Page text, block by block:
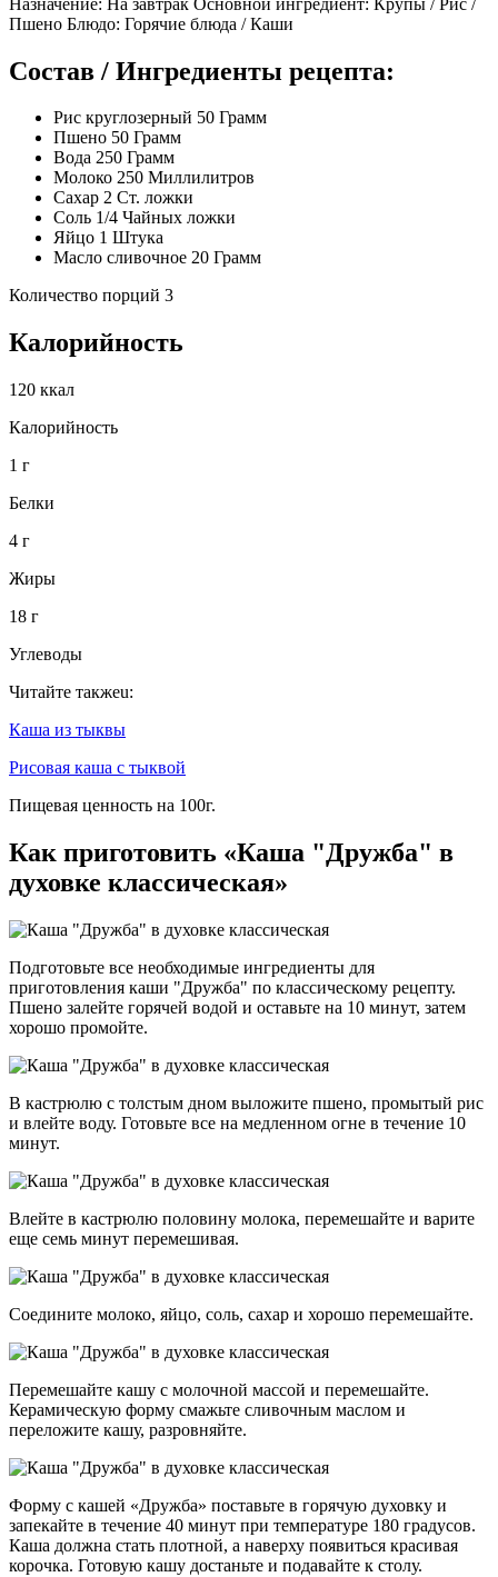
Пшено Блюдо: Горячие блюда / Каши
Состав / Ингредиенты рецепта:
Рис круглозерный 50 Грамм
Пшено 50 Грамм
Вода 250 Грамм
Молоко 250 Миллилитров
Сахар 2 Ст. ложки
Соль 1/4 Чайных ложки
Яйцo 1 Штука
Масло сливочное 20 Грамм
Количество порций 3
Калорийность
120 ккал
Калорийность
1 г
Белки
4 г
Жиры
18 г
Углеводы
Читайте такжеu:
Каша из тыквы
Рисовая каша с тыквой
Пищевая ценность на 100г.
Как приготовить «Каша "Дружба" в
духовке классическая»
Подготовьте все необходимые ингредиенты для
приготовления каши "Дружба" по классическому рецепту.
Пшено залейте горячей водой и оставьте на 10 минут, затем
хорошо промойте.
В кастрюлю с толстым дном выложите пшено, промытый рис
и влейте воду. Готовьте все на медленном огне в течение 10
минут.
Влейте в кастрюлю половину молока, перемешайте и варите
еще семь минут перемешивая.
Соедините молоко, яйцо, соль, сахар и хорошо перемешайте.
Перемешайте кашу с молочной массой и перемешайте.
Керамическую форму смажьте сливочным маслом и
переложите кашу, разровняйте.
Форму с кашей «Дружба» поставьте в горячую духовку и
запекайте в течение 40 минут при температуре 180 градусов.
Каша должна стать плотной, а наверху появиться красивая
корочка. Готовую кашу достаньте и подавайте к столу.